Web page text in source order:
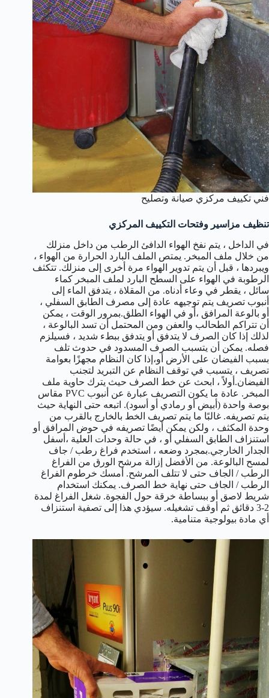
فني تكييف مركزي صيانة وتصليح
تنظيف مزاسير وفتحات التكييف المركزي
في الداخل ، يتم نفخ الهواء الدافئ الرطب من داخل منزلك
من خلال ملف المبخر. يمتص الملف البارد الحرارة من الهواء ،
ويبردها ، قبل أن يتم تدوير الهواء مرة أخرى إلى منزلك. تتكثف
الرطوبة في الهواء على السطح البارد لملف المبخر كماء
سائل ، يقطر في وعاء أدناه. من المقلاة ، يتدفق الماء إلى
أنبوب تصريف يتم توجيهه عادة إلى مصرف الطابق السفلي ،
أو بالوعة المرافق ،أو في الهواء الطلق.بمرور الوقت ، يمكن
أن تتراكم الطحالب والعفن ومن المحتمل أن تسد البالوعة ،
لذلك إذا كان الصرف لا يتدفق أو يتدفق ببطء شديد ، فسيلزم
فصله. يمكن أن يتسبب الصرف المسدود في حدوث تلف
بسبب الفيضان على الأرض أو،إذا كان النظام مجهزًا بعوامة
تصريف ، يتسبب في توقف النظام عن التبريد لتجنب
الفيضان.أولاً ، ابحث عن خط الصرف حيث يترك حاوية ملف
المبخر. عادة ما يكون التصريف عبارة عن أنبوب PVC مقاس
بوصة واحدة (أبيض أو رمادي أو أسود). اتبعه حتى النهاية حيث
يتم تصريفه. غالبًا ما يتم تصريف الخط بالخارج بالقرب من
وحدة المكثف ، ولكن يمكن أيضًا تصريفه في حوض المرافق أو
استنزاف الطابق السفلي أو ، في حالة وحدات العلية ،أسفل
الجدار الخارجي.بمجرد وضعه ، استخدم فراغ رطب / جاف
لمسح البالوعة. من الأفضل إزالة مرشح الورق من الفراغ
الرطب / الجاف حتى لا تتلف المرشح. أمسك خرطوم الفراغ
الرطب / الجاف حتى نهاية خط الصرف. يمكنك استخدام
شريط لاصق أو ببساطة خرقة حول الفجوة. شغل الفراغ لمدة
2-3 دقائق ثم أوقف تشغيله. سيؤدي هذا إلى تصفية استنزاف
أي مادة بيولوجية متنامية.